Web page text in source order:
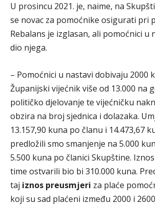
U prosincu 2021. je, naime, na
se novac za pomoćnike osigurati pri
Rebalans je izglasan, ali pomoćnici u
dio njega.
– Pomoćnici u nastavi dobivaju 2000
Županijski vijećnik više od 13.000 na
političko djelovanje te vijećničku
obzira na broj sjednica i dolazaka.
13.157,90 kuna po članu i 14.473,67
predložili smo smanjenje na 5.000
5.500 kuna po članici Skupštine.
time ostvarili bio bi 310.000 kuna.
taj iznos preusmjeri za plaće
koji su sad plaćeni između 2000 i